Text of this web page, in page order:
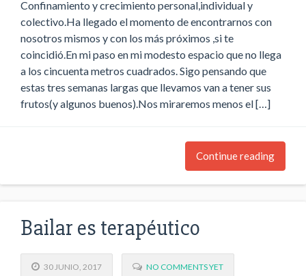
Confinamiento y crecimiento personal,individual y
colectivo.Ha llegado el momento de encontrarnos con
nosotros mismos y con los más próximos ,si te
coincidió.En mi paso en mi modesto espacio que no llega
a los cincuenta metros cuadrados. Sigo pensando que
estas tres semanas largas que llevamos van a tener sus
frutos(y algunos buenos).Nos miraremos menos el […]
Continue reading
Bailar es terapéutico
30 JUNIO, 2017 NO COMMENTS YET